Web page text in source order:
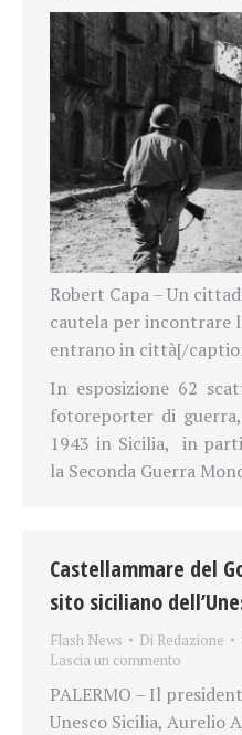
Robert Capa – Un
cautela per incontrare
entrano in città[/
In esposizione 62
fotoreporter di
1943 in Sicilia, in
la Seconda Guerra
Castellammare del
sito siciliano
Flash News Di Redazione
Lascia un commento
PALERMO – Il
Unesco Sicilia, Aurelio